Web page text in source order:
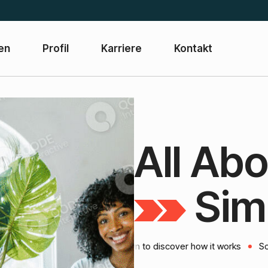
Profil Karriere Kontakt
All Abo
Sim
Scroll down to discover how it works Scroll down